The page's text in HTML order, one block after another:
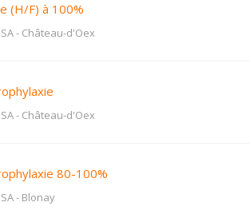
(H/F) à 100%
- Château-d'Oex
- Château-d'Oex
80-100%
- Blonay